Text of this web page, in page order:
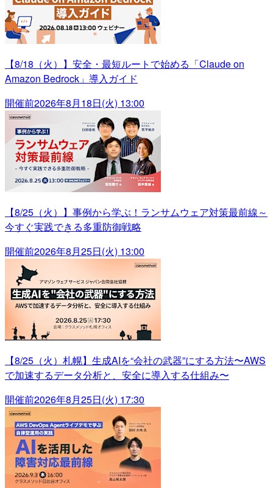
【8/18（火）】安全・最短ルートで始める「Claude on
Amazon Bedrock」導入ガイド
開催前2026年8月18日(火) 13:00
【8/25（火）】事例から学ぶ！ランサムウェア対策最前線～
今すぐ実践できる多重防御戦略
開催前2026年8月25日(火) 13:00
【8/25（火）札幌】生成AIを“会社の武器”にする方法〜AWS
で加速するデータ分析と、安全に導入する仕組み〜
開催前2026年8月25日(火) 17:30